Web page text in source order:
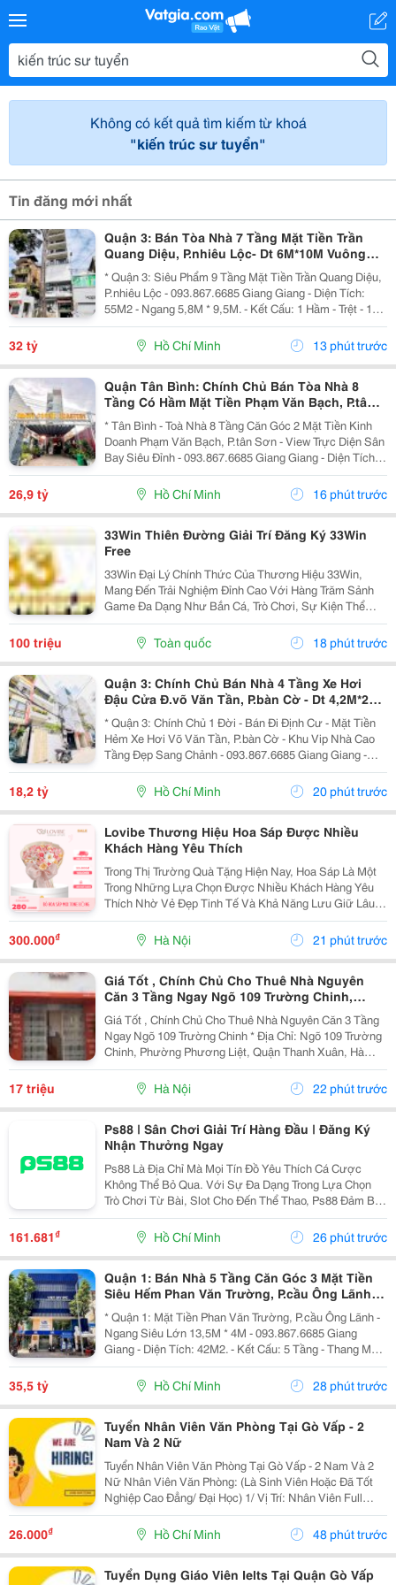
Không có kết quả tìm kiếm từ khoá
"kiến trúc sư tuyển"
Tin đăng mới nhất
Quận 3: Bán Tòa Nhà 7 Tầng Mặt Tiền Trần
Quang Diệu, P.nhiêu Lộc- Dt 6M*10M Vuông
Đẹp- Nhà 2 Mt Thoáng- Chính Chủ Chào Giá
Chỉ 32T
* Quận 3: Siêu Phẩm 9 Tầng Mặt Tiền Trần Quang Diệu,
P.nhiêu Lộc - 093.867.6685 Giang Giang - Diện Tích:
55M2 - Ngang 5,8M * 9,5M. - Kết Cấu: 1 Hầm - Trệt - 1
Lửng - 5 Tầng - Sân Thượng - Thang Máy. + Tầng Hầm:
Kinh Doanh Giặt Sấy. + Tầng Trệt -...
32 tỷ Hồ Chí Minh 13 phút trước
Quận Tân Bình: Chính Chủ Bán Tòa Nhà 8
Tầng Có Hầm Mặt Tiền Phạm Văn Bạch, P.tân
Sơn- View Trực Diện Ngắm Máy Bay Đỉnh- Dt
* Tân Bình - Toà Nhà 8 Tầng Căn Góc 2 Mặt Tiền Kinh
Doanh Phạm Văn Bạch, P.tân Sơn - View Trực Diện Sân
Bay Siêu Đỉnh - 093.867.6685 Giang Giang - Diện Tích:
88,4M2 - Ngang 7,5M * 21M. - Kết Cấu: 1 Hầm - 1 Lửng -
6 Tầng - Sân Thượng - Thang Máy...
26,9 tỷ Hồ Chí Minh 16 phút trước
33Win Thiên Đường Giải Trí Đăng Ký 33Win
Free
33Win Đại Lý Chính Thức Của Thương Hiệu 33Win,
Mang Đến Trải Nghiệm Đỉnh Cao Với Hàng Trăm Sảnh
Game Đa Dạng Như Bắn Cá, Trò Chơi, Sự Kiện Thể
Thao, Xổ Số, Game Bài Và Hơn Thế Nữa. Người Chơi
Còn Nhận Được Nhiều Ưu Đãi Hấp Dẫn Và Phần
Thưởng Giá Trị....
100 triệu Toàn quốc 18 phút trước
Quận 3: Chính Chủ Bán Nhà 4 Tầng Xe Hơi
Đậu Cửa Đ.võ Văn Tần, P.bàn Cờ - Dt 4,2M*22M
Sh Vuông Đẹp - Giá Chào Tốt Chỉ 18,2T-
* Quận 3: Chính Chủ 1 Đời - Bán Đi Định Cư - Mặt Tiền
Hẻm Xe Hơi Võ Văn Tần, P.bàn Cờ - Khu Vip Nhà Cao
Tầng Đẹp Sang Chảnh - 093.867.6685 Giang Giang -
Diện Tích: 82M2 - Ngang 3,8M Nở Hậu 4,2M * 22M. -
Kết Cấu: 4 Tầng - Sân Thượng - 4Pn - 5Wc. -...
18,2 tỷ Hồ Chí Minh 20 phút trước
Lovibe Thương Hiệu Hoa Sáp Được Nhiều
Khách Hàng Yêu Thích
Trong Thị Trường Quà Tặng Hiện Nay, Hoa Sáp Là Một
Trong Những Lựa Chọn Được Nhiều Khách Hàng Yêu
Thích Nhờ Vẻ Đẹp Tinh Tế Và Khả Năng Lưu Giữ Lâu
Dài. Trong Số Những Thương Hiệu Nổi Bật, Lovibe
Đang Dần Trở Thành Cái Tên Được Nhiều Người Lựa
Chọn...
300.000₫ Hà Nội 21 phút trước
Giá Tốt , Chính Chủ Cho Thuê Nhà Nguyên
Căn 3 Tầng Ngay Ngõ 109 Trường Chinh,
Thanh Xuân, Hà Nội
Giá Tốt , Chính Chủ Cho Thuê Nhà Nguyên Căn 3 Tầng
Ngay Ngõ 109 Trường Chinh * Địa Chỉ: Ngõ 109 Trường
Chinh, Phường Phương Liệt, Quận Thanh Xuân, Hà
Nội. - Nhà Nằm Tại Vị Trí Đẹp, Đường Ô Tô Tránh,
Thuận Tiện Vừa Ở Vừa Kinh Doanh Hoặc Làm Văn...
17 triệu Hà Nội 22 phút trước
Ps88 | Sân Chơi Giải Trí Hàng Đầu | Đăng Ký
Nhận Thưởng Ngay
Ps88 Là Địa Chỉ Mà Mọi Tín Đồ Yêu Thích Cá Cược
Không Thể Bỏ Qua. Với Sự Đa Dạng Trong Lựa Chọn
Trò Chơi Từ Bài, Slot Cho Đến Thể Thao, Ps88 Đảm Bảo
Mang Đến Những Giây Phút Thư Giãn Đầy Thú Vị Cho
Người Chơi. Chúng Tôi Cam Kết Cung Cấp Dịch Vụ
Chăm...
161.681₫ Hồ Chí Minh 26 phút trước
Quận 1: Bán Nhà 5 Tầng Căn Góc 3 Mặt Tiền
Siêu Hếm Phan Văn Trường, P.cầu Ông Lãnh-
Dt 13M*4M- Chính Chủ Chào Giá Tốt
* Quận 1: Mặt Tiền Phan Văn Trường, P.cầu Ông Lãnh -
Ngang Siêu Lớn 13,5M * 4M - 093.867.6685 Giang
Giang - Diện Tích: 42M2. - Kết Cấu: 5 Tầng - Thang Máy
- Từ Lầu 2 Xây Vươn Ban Công Ra Rộng 4,5M - Các
Tầng Đều Thiết Kế Làm Vp Cty. - Đang Sẵn...
35,5 tỷ Hồ Chí Minh 28 phút trước
Tuyển Nhân Viên Văn Phòng Tại Gò Vấp - 2
Nam Và 2 Nữ
Tuyển Nhân Viên Văn Phòng Tại Gò Vấp - 2 Nam Và 2
Nữ Nhân Viên Văn Phòng: (Là Sinh Viên Hoặc Đã Tốt
Nghiệp Cao Đẳng/ Đại Học) 1/ Vị Trí: Nhân Viên Full
Time (2 Nam 2 Nữ) Ca Làm: 13:00 Đến 21:00 (1 Tháng
Được Nghỉ Phép 1 Ngày, Và Hưởng Các Ngày...
26.000₫ Hồ Chí Minh 48 phút trước
Tuyển Dụng Giáo Viên Ielts Tại Quận Gò Vấp